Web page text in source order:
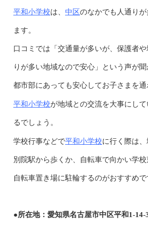
平和小学校は、 中区のなかでも人通り
ます。
口コミでは「交通量が多いが、保護者
りが多い地域なので安心」という声が聞
都市部にあっても安心してお子さまを通
平和小学校が地域との交流を大事にして
るでしょう。
学校行事などで平和小学校に行く際は
別院駅から歩くか、自転車で向かい学
自転車置き場に駐輪するのがおすすめで
●所在地：愛知県名古屋市中区平和1-14-